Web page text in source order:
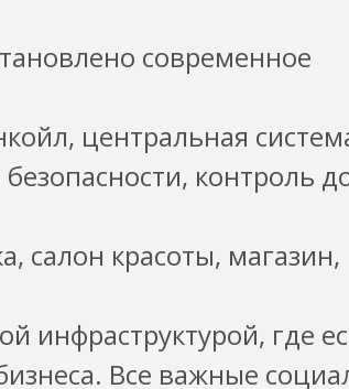
современное
центральная
контроль
салон красоты, магазин,
инфраструктурой, где
Все важные